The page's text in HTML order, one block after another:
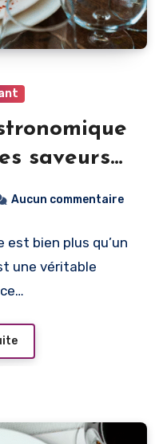
saveurs
Aucun commentaire
est bien plus qu’un
une véritable